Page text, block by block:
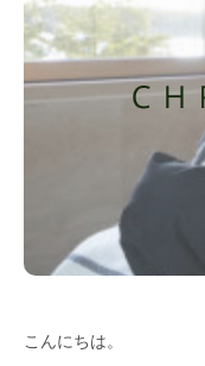
フラッグシップストア
熊本店
Arv
こんにちは。